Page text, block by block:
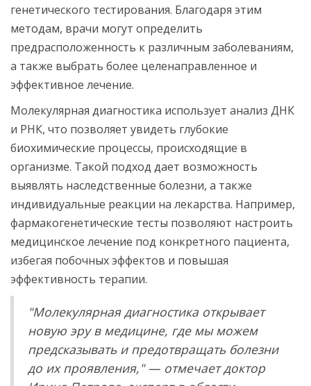
генетического тестирования. Благодаря этим
методам, врачи могут определить
предрасположенность к различным заболеваниям,
а также выбрать более целенаправленное и
эффективное лечение.
Молекулярная диагностика использует анализ ДНК
и РНК, что позволяет увидеть глубокие
биохимические процессы, происходящие в
организме. Такой подход дает возможность
выявлять наследственные болезни, а также
индивидуальные реакции на лекарства. Например,
фармакогенетические тесты позволяют настроить
медицинское лечение под конкретного пациента,
избегая побочных эффектов и повышая
эффективность терапии.
"Молекулярная диагностика открывает
новую эру в медицине, где мы можем
предсказывать и предотвращать болезни
до их проявления," — отмечает доктор